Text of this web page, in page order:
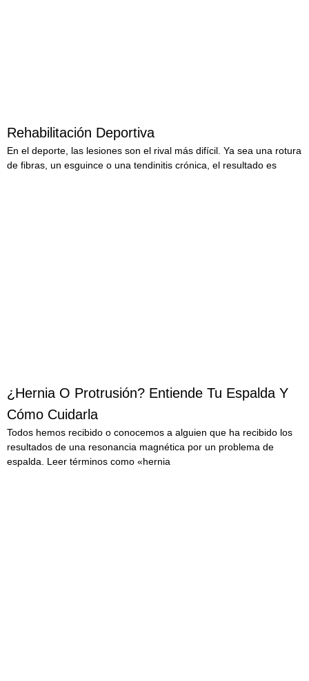
Rehabilitación Deportiva
En el deporte, las lesiones son el rival más difícil. Ya sea una rotura
de fibras, un esguince o una tendinitis crónica, el resultado es
¿Hernia O Protrusión? Entiende Tu Espalda Y
Cómo Cuidarla
Todos hemos recibido o conocemos a alguien que ha recibido los
resultados de una resonancia magnética por un problema de
espalda. Leer términos como «hernia